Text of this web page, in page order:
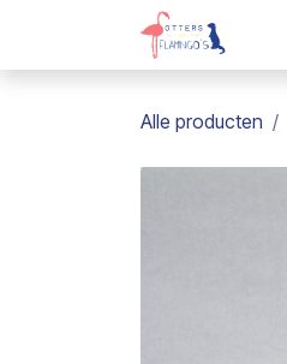
Overslaan naar inhoud
Alle producten